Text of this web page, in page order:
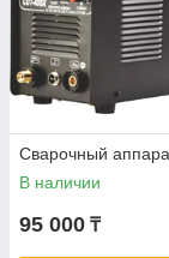
Сварочный
В наличии
95 000 ₸